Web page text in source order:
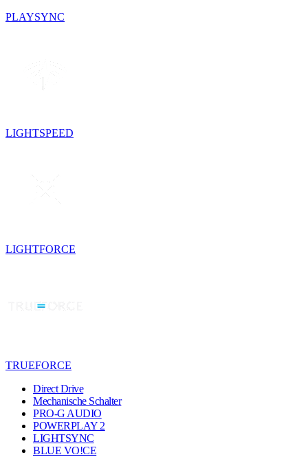
PLAYSYNC
LIGHTSPEED
LIGHTFORCE
TRUEFORCE
Direct Drive
Mechanische Schalter
PRO-G AUDIO
POWERPLAY 2
LIGHTSYNC
BLUE VO!CE